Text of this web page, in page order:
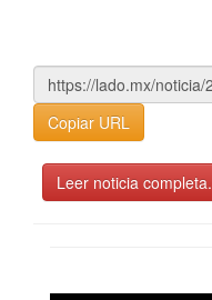
Copiar URL
Leer noticia completa.